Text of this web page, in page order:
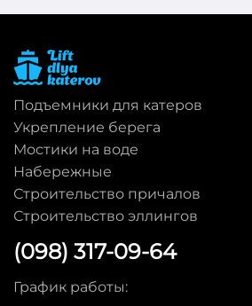
Подъемники для катеров
Укрепление берега
Мостики на воде
Набережные
Строительство причалов
Строительство эллингов
(098) 317-09-64
График работы: